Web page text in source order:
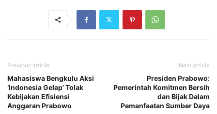
Previous article
Mahasiswa Bengkulu Aksi
‘Indonesia Gelap’ Tolak
Kebijakan Efisiensi
Anggaran Prabowo
Next article
Presiden Prabowo:
Pemerintah Komitmen Bersih
dan Bijak Dalam
Pemanfaatan Sumber Daya